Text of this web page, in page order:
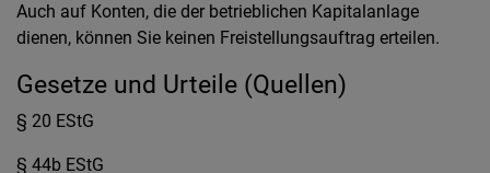
Auch auf Konten, die der betrieblichen Kapitalanlage
dienen, können Sie keinen Freistellungsauftrag erteilen.
Gesetze und Urteile (Quellen)
§ 20 EStG
§ 44b EStG